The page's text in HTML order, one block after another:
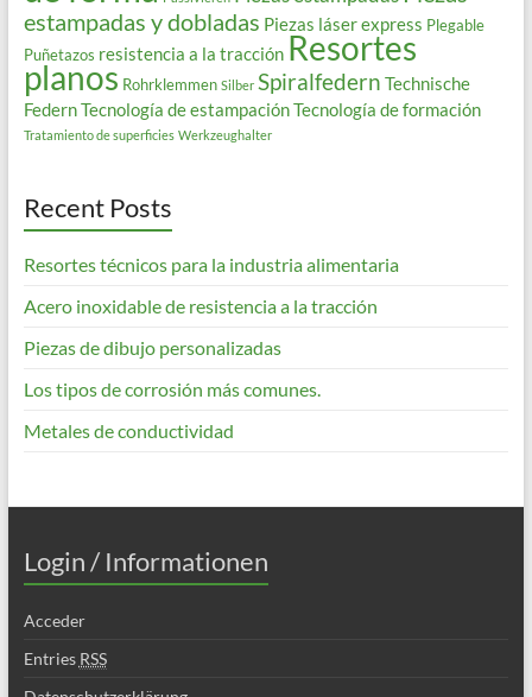
estampadas y dobladas Piezas láser express Plegable
Puñetazos resistencia a la tracción Resortes
planos Rohrklemmen Silber Spiralfedern Technische
FedernTecnología de estampaciónTecnología de formación
Tratamiento de superficies Werkzeughalter
Recent Posts
Resortes técnicos para la industria alimentaria
Acero inoxidable de resistencia a la tracción
Piezas de dibujo personalizadas
Los tipos de corrosión más comunes.
Metales de conductividad
Login / Informationen
Acceder
Entries RSS